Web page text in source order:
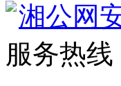
湘公网
服务热线